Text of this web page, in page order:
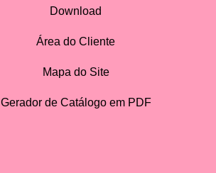
Download
Área do Cliente
Mapa do Site
Gerador de Catálogo em PDF